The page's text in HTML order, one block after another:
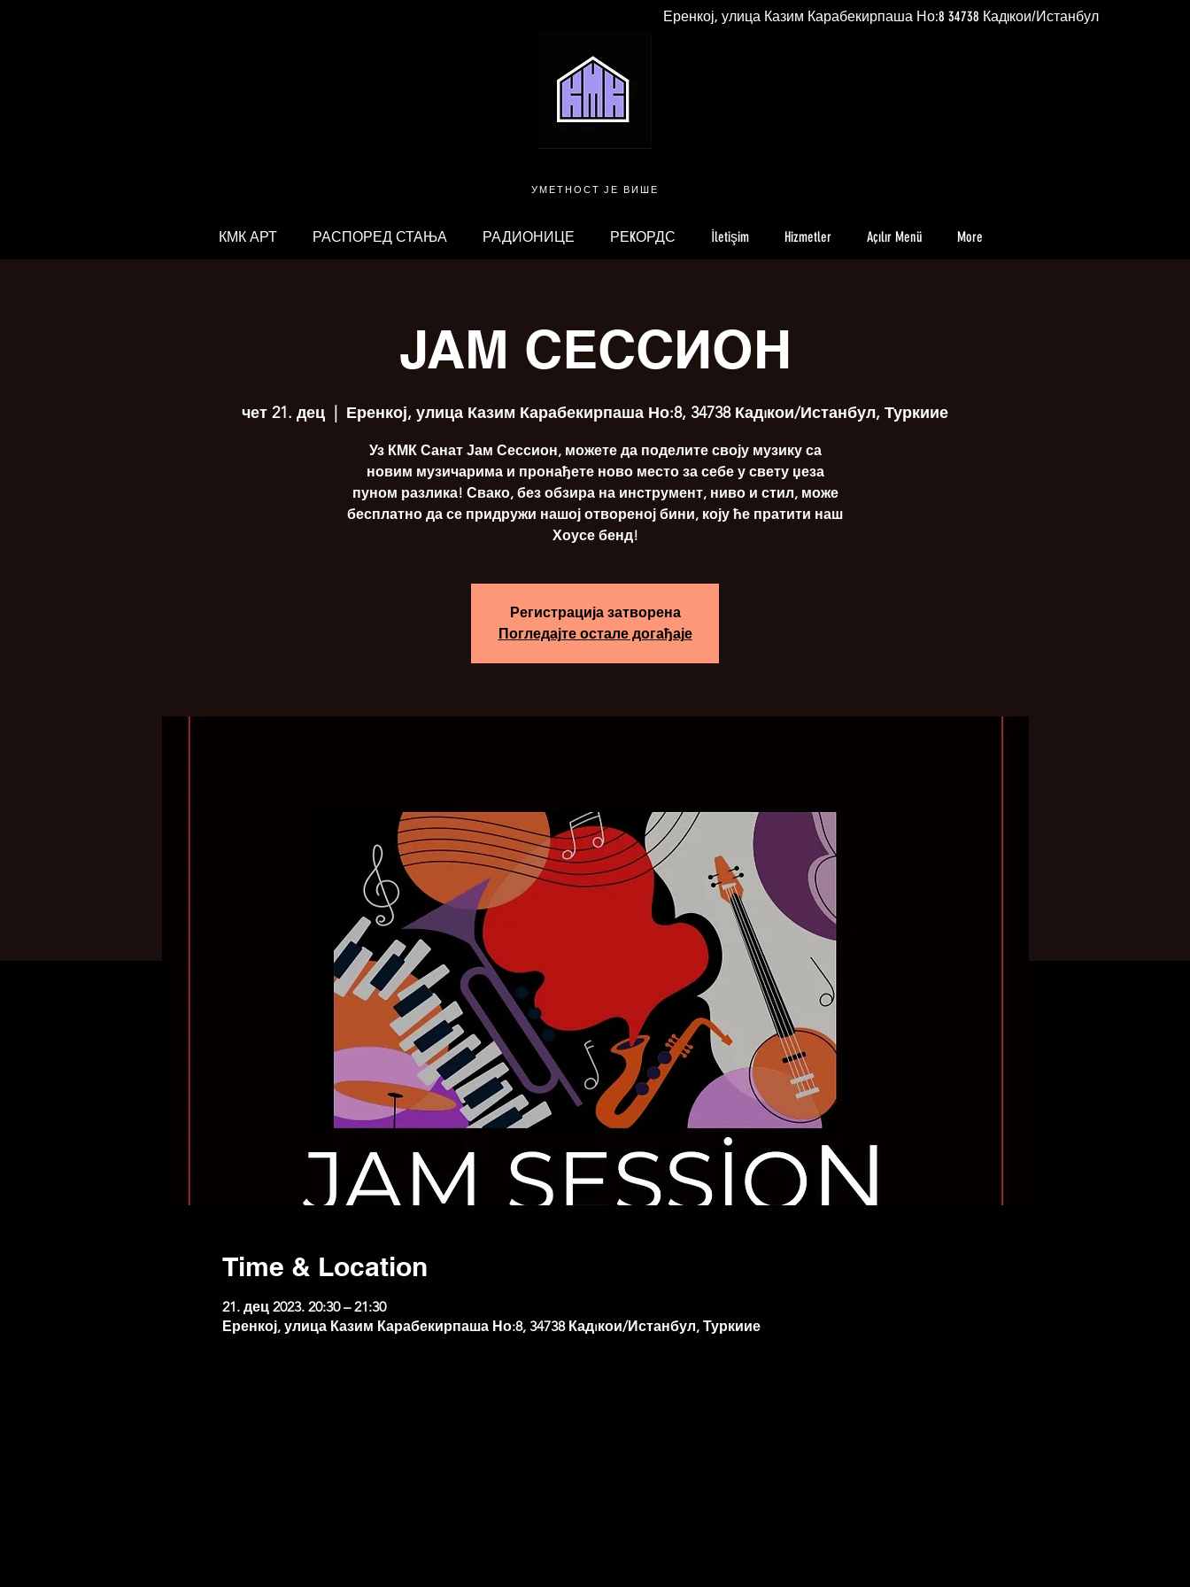
Еренкој, улица Казим Карабекирпаша Но:8 34738 Кадıкои/Истанбул
УМЕТНОСТ ЈЕ ВИШЕ
КМК АРТ РАСПОРЕД СТАЊА РАДИОНИЦЕ РЕKОРДС İletişim Hizmetler Açılır Menü More
ЈАМ СЕССИОН
чет 21. дец Еренкој, улица Казим Карабекирпаша Но:8, 34738 Кадıкои/Истанбул, Туркиие
Уз КМК Санат Јам Сессион, можете да поделите своју музику са
новим музичарима и пронађете ново место за себе у свету џеза
пуном разлика! Свако, без обзира на инструмент, ниво и стил, може
бесплатно да се придружи нашој отвореној бини, коју ће пратити наш
Хоусе бенд!
Регистрација затворена
Погледајте остале догађаје
Time & Location
21. дец 2023. 20:30 – 21:30
Еренкој, улица Казим Карабекирпаша Но:8, 34738 Кадıкои/Истанбул, Туркиие